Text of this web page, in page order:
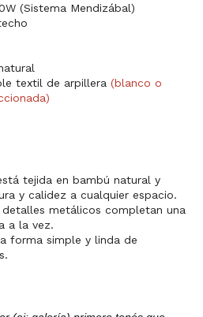
(Sistema Mendizábal)
textil de arpillera (blanco o
tejida en bambú natural y
y calidez a cualquier espacio.
metálicos completan una
a la vez.
forma simple y linda de